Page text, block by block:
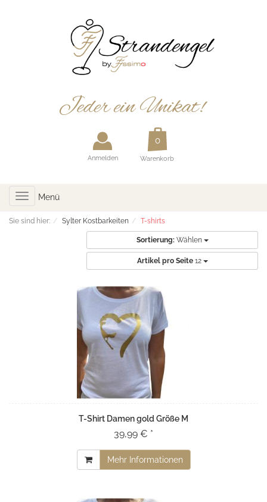
Anmelden Warenkorb
Toggle
navigation
Menü
Sie sind hier: Sylter Kostbarkeiten T-shirts
Sortierung: Wählen
Artikel pro Seite 12
T-Shirt Damen gold Größe M
39,99 € *
Mehr Informationen